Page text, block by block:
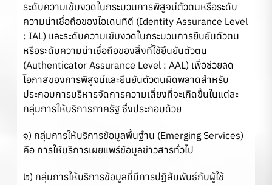
ระดับความเข้มงวดในกระบวนการพิสูจน์ตัวตนหรือระดับ
ความน่าเชื่อถือของไอเดนทิตี (Identity Assurance Level
: IAL) และระดับความเข้มงวดในกระบวนการยืนยันตัวตน
หรือระดับความน่าเชื่อถือของสิ่งที่ใช้ยืนยันตัวตน
(Authenticator Assurance Level : AAL) เพื่อช่วยลด
โอกาสของการพิสูจน์และยืนยันตัวตนผิดพลาดสำหรับ
ประกอบการบริหารจัดการความเสี่ยงที่จะเกิดขึ้นในแต่ละ
กลุ่มการให้บริการภาครัฐ ซึ่งประกอบด้วย
๑) กลุ่มการให้บริการข้อมูลพื้นฐำน (Emerging Services)
คือ การให้บริการเผยแพร่ข้อมูลข่าวสารทั่วไป
๒) กลุ่มการให้บริการข้อมูลที่มีการปฏิสัมพันธ์กับผู้ใช้